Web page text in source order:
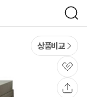
검
색
상품비교
관
심